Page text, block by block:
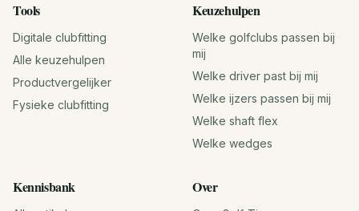
Tools
Digitale clubfitting
Alle keuzehulpen
Productvergelijker
Fysieke clubfitting
Keuzehulpen
Welke golfclubs passen bij
mij
Welke driver past bij mij
Welke ijzers passen bij mij
Welke shaft flex
Welke wedges
Kennisbank Over